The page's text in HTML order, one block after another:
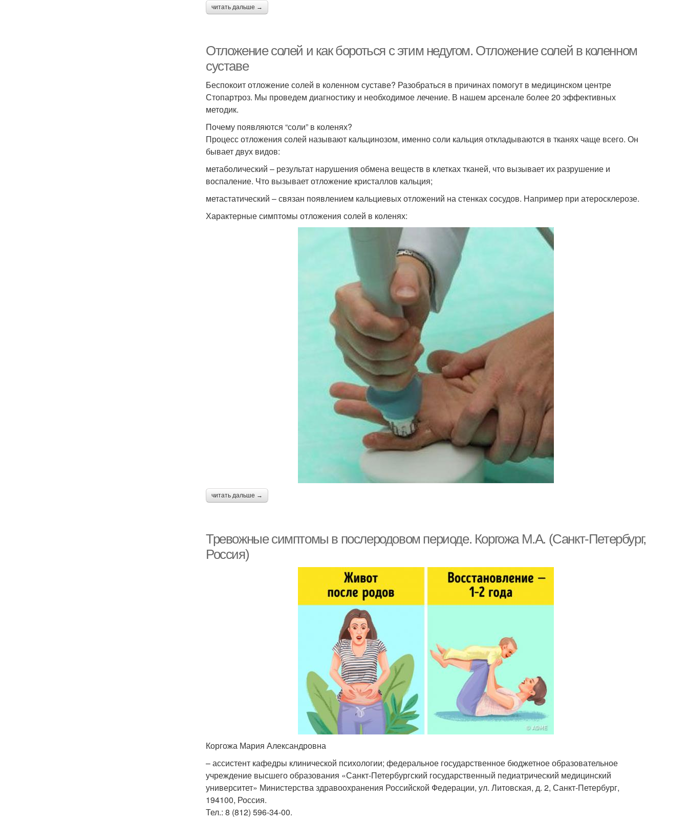
читать дальше →
Отложение солей и как бороться с этим недугом. Отложение солей в коленном
суставе
Беспокоит отложение солей в коленном суставе? Разобраться в причинах помогут в медицинском центре
Стопартроз. Мы проведем диагностику и необходимое лечение. В нашем арсенале более 20 эффективных
методик.
Почему появляются “соли” в коленях?
Процесс отложения солей называют кальцинозом, именно соли кальция откладываются в тканях чаще всего. Он
бывает двух видов:
метаболический – результат нарушения обмена веществ в клетках тканей, что вызывает их разрушение и
воспаление. Что вызывает отложение кристаллов кальция;
метастатический – связан появлением кальциевых отложений на стенках сосудов. Например при атеросклерозе.
Характерные симптомы отложения солей в коленях:
читать дальше →
Тревожные симптомы в послеродовом периоде. Коргожа М.А. (Санкт-Петербург,
Россия)
Коргожа Мария Александровна
– ассистент кафедры клинической психологии; федеральное государственное бюджетное образовательное
учреждение высшего образования «Санкт-Петербургский государственный педиатрический медицинский
университет» Министерства здравоохранения Российской Федерации, ул. Литовская, д. 2, Санкт-Петербург,
194100, Россия.
Тел.: 8 (812) 596-34-00.